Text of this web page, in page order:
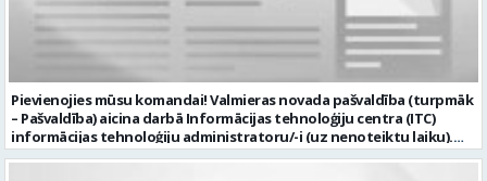
Pievienojies mūsu komandai! Valmieras novada pašvaldība (turpmāk
– Pašvaldība) aicina darbā Informācijas tehnoloģiju centra (ITC)
informācijas tehnoloģiju administratoru/-i (uz nenoteiktu laiku).
Darba vieta: Rūjienas un Naukšēnu apvienību teritorijās Ja Tev ir